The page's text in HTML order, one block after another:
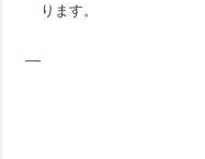
ります。
—